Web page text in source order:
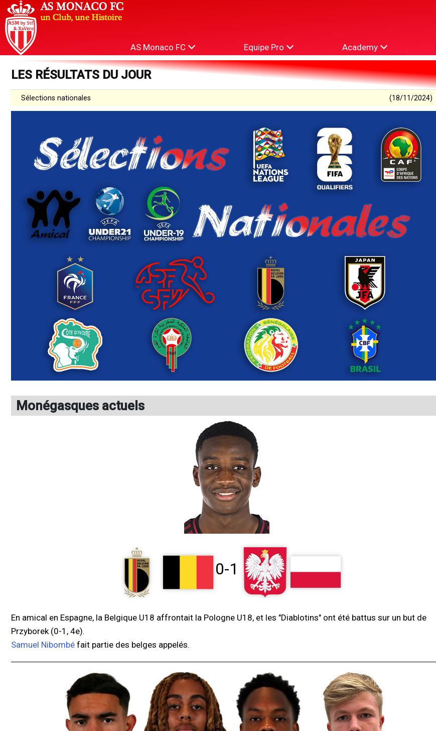
AS Monaco FC Equipe Pro Academy
LES RÉSULTATS DU JOUR
Sélections nationales (18/11/2024)
Monégasques actuels
0-1
En amical en Espagne, la Belgique U18 affrontait la Pologne U18, et les "Diablotins" ont été battus sur un but de
Przyborek (0-1, 4e).
Samuel Nibombé fait partie des belges appelés.